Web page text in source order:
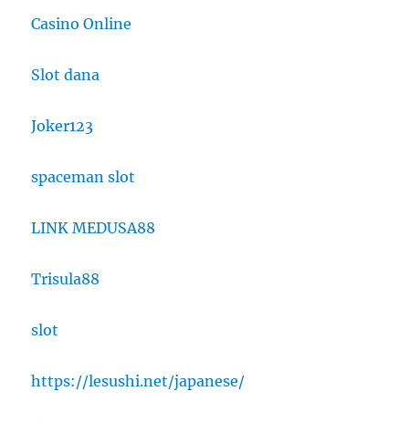
Casino Online
Slot dana
Joker123
spaceman slot
LINK MEDUSA88
Trisula88
slot
https://lesushi.net/japanese/